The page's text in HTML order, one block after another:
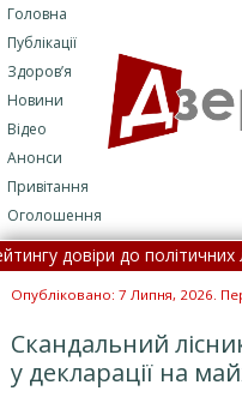
Головна
Публікації
Здоров’я
Новини
Відео
Анонси
Привітання
Оголошення
довіри до політичних
потрапити до
Опубліковано: 7 Липня, 2026.
Скандальний
у декларації на